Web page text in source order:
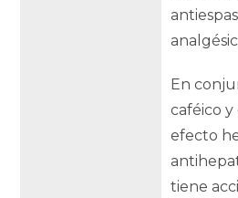
En
caféico
efecto
tiene